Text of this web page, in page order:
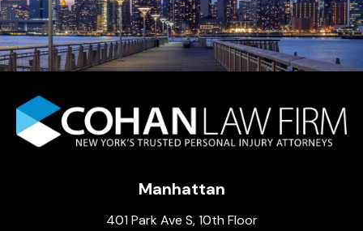
Manhattan
401 Park Ave S, 10th Floor